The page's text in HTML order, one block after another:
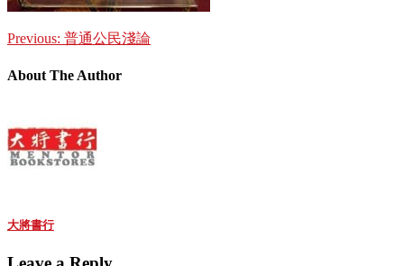
Previous: 普通公民淺論
About The Author
大將書行